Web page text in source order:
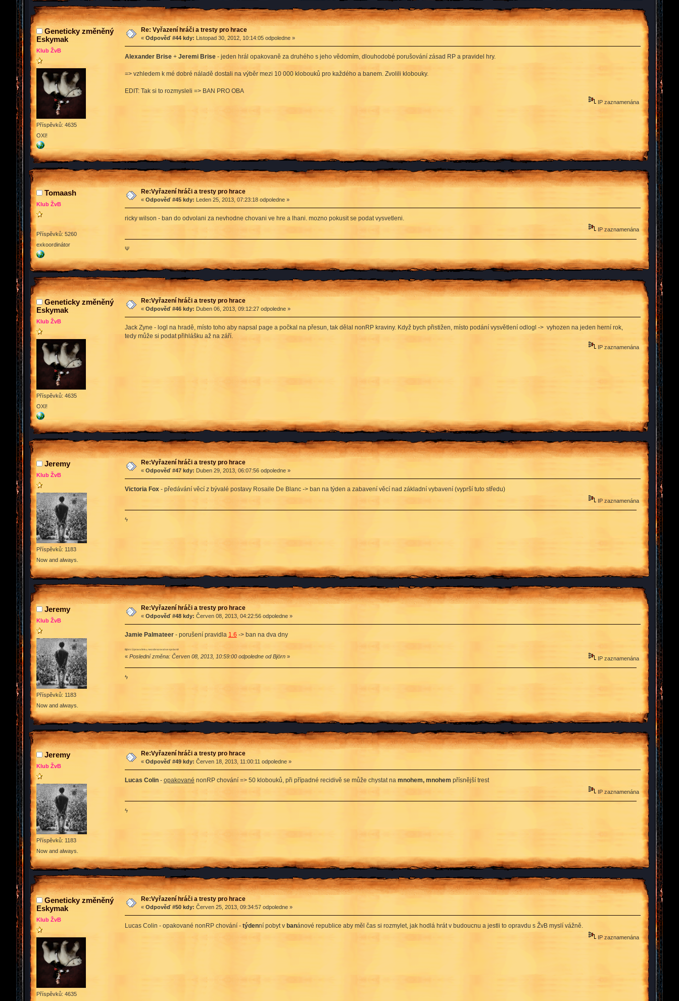
Geneticky změněný
Eskymak
Klub ŽvB
Příspěvků: 4635
OXI!
Re: Vyřazení hráči a tresty pro hrace
« Odpověď #44 kdy: Listopad 30, 2012, 10:14:05 odpoledne »
Alexander Brise+ Jeremi Brise- jeden hrál opakovaně za druhého s jeho vědomím, dlouhodobé porušování zásad RP a pravidel hry.
=> vzhledem k mé dobré náladě dostali na výběr mezi 10 000 klobouků pro každého a banem. Zvolili klobouky.
EDIT: Tak si to rozmysleli => BAN PRO OBA
IP zaznamenána
Tomaash
Klub ŽvB
Příspěvků: 5260
exkoordinátor
Re:Vyřazení hráči a tresty pro hrace
« Odpověď #45 kdy: Leden 25, 2013, 07:23:18 odpoledne »
ricky wilson - ban do odvolani za nevhodne chovani ve hre a lhani. mozno pokusit se podat vysvetleni.
IP zaznamenána
Ψ
Geneticky změněný
Eskymak
Klub ŽvB
Příspěvků: 4635
OXI!
Re:Vyřazení hráči a tresty pro hrace
« Odpověď #46 kdy: Duben 06, 2013, 09:12:27 odpoledne »
Jack Zyne - logl na hradě, místo toho aby napsal page a počkal na přesun, tak dělal nonRP kraviny. Když bych přistižen, místo podání vysvětlení odlogl -> vyhozen na jeden herní rok,
tedy může si podat přihlášku až na září.
IP zaznamenána
Jeremy
Klub ŽvB
Příspěvků: 1183
Now and always.
Re:Vyřazení hráči a tresty pro hrace
« Odpověď #47 kdy: Duben 29, 2013, 06:07:56 odpoledne »
Victoria Fox- předávání věcí z bývalé postavy Rosaile De Blanc -> ban na týden a zabavení věcí nad základní vybavení (vyprší tuto středu)
IP zaznamenána
ϟ
Jeremy
Klub ŽvB
Příspěvků: 1183
Now and always.
Re:Vyřazení hráči a tresty pro hrace
« Odpověď #48 kdy: Červen 08, 2013, 04:22:56 odpoledne »
Jamie Palmateer- porušení pravidla 1.6 -> ban na dva dny
Björn: Úprava linku, nezobrazoval se správně
« Poslední změna: Červen 08, 2013, 10:59:00 odpoledne od Björn» IP zaznamenána
ϟ
Jeremy
Klub ŽvB
Příspěvků: 1183
Now and always.
Re:Vyřazení hráči a tresty pro hrace
« Odpověď #49 kdy: Červen 18, 2013, 11:00:11 odpoledne »
Lucas Colin- opakované nonRP chování => 50 klobouků, při případné recidivě se může chystat na mnohem, mnohem přísnější trest
IP zaznamenána
ϟ
Geneticky změněný
Eskymak
Klub ŽvB
Příspěvků: 4635
Re:Vyřazení hráči a tresty pro hrace
« Odpověď #50 kdy: Červen 25, 2013, 09:34:57 odpoledne »
Lucas Colin - opakované nonRP chování - týdenní pobyt v banánové republice aby měl čas si rozmylet, jak hodlá hrát v budoucnu a jestli to opravdu s ŽvB myslí vážně.
IP zaznamenána